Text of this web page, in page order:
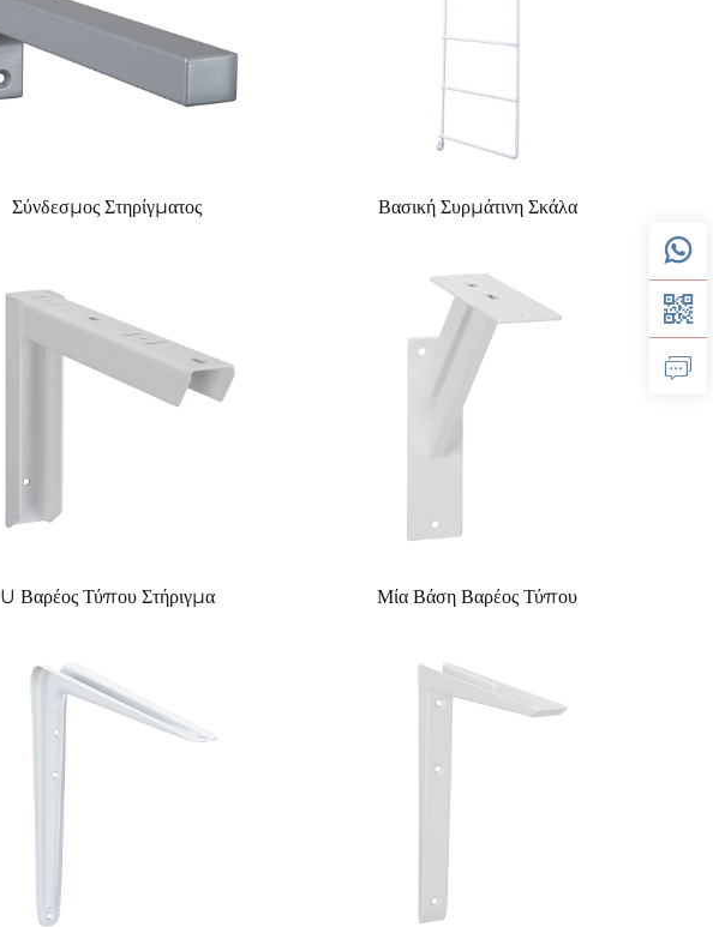
Σύνδεσμος Στηρίγματος Βασική Συρμάτινη Σκάλα
U Βαρέος Τύπου Στήριγμα Μία Βάση Βαρέος Τύπου